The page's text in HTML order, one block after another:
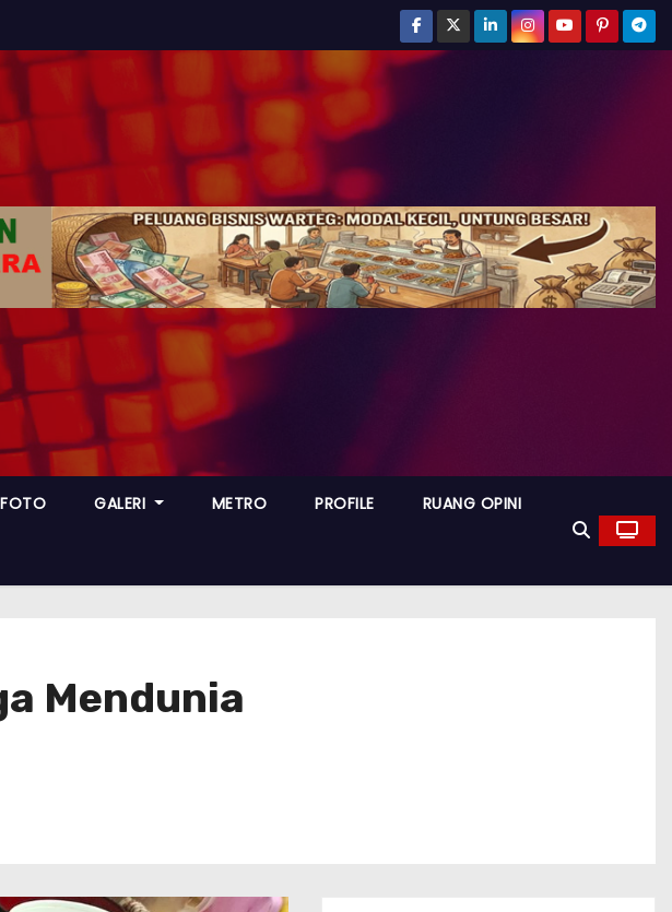
GALERI METRO PROFILE RUANG OPINI
Mendunia